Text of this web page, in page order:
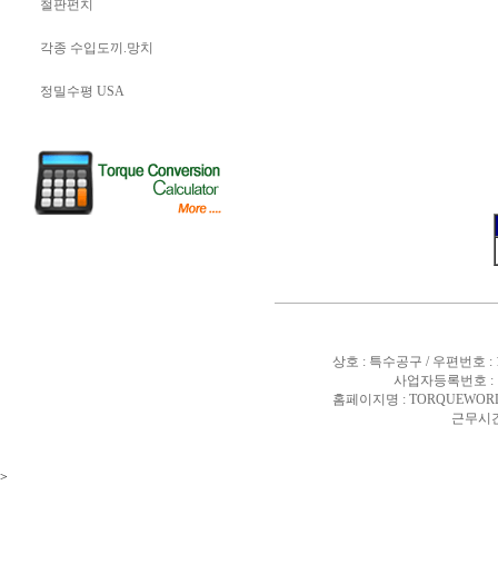
철판펀치
각종 수입도끼.망치
정밀수평 USA
상호 : 특수공구 / 우편번호 :
사업자등록번호 :
홈페이지명 :
근무시
>